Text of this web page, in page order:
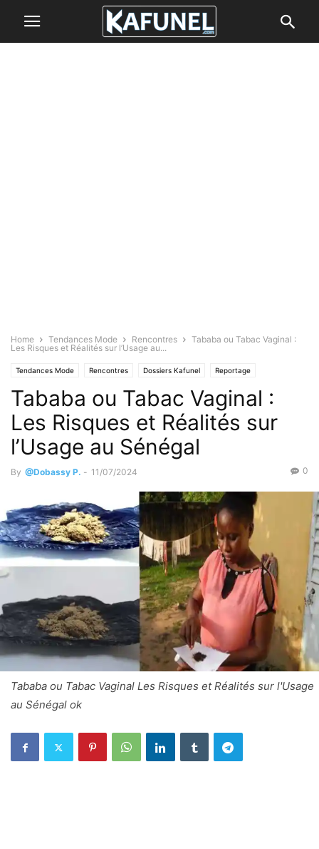
Home Tendances Mode Rencontres
Tababa ou Tabac Vaginal :
Les Risques et Réalités sur l’Usage au...
Tendances Mode Rencontres Dossiers Kafunel Reportage
Buzz Kafunel Actualités Santé & Forme A la Une
Urgent
Tababa ou Tabac Vaginal :
Les Risques et Réalités sur
l’Usage au Sénégal
By @Dobassy P. - 11/07/2024 0
Tababa ou Tabac Vaginal Les Risques et Réalités sur l'Usage
au Sénégal ok